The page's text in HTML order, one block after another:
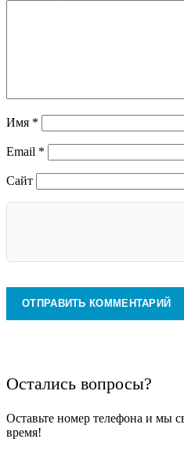
Имя *
Email *
Сайт
Остались вопросы?
Оставьте номер телефона и мы
время!